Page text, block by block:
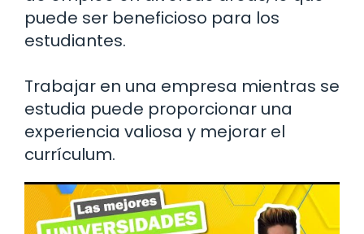
puede ser beneficioso para los
estudiantes.
Trabajar en una empresa mientras se
estudia puede proporcionar una
experiencia valiosa y mejorar el
currículum.